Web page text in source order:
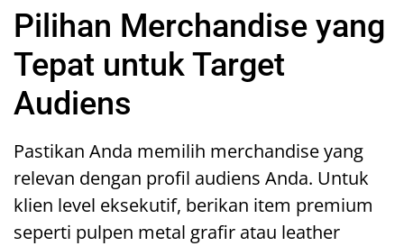
Pilihan Merchandise yang
Tepat untuk Target
Audiens
Pastikan Anda memilih merchandise yang
relevan dengan profil audiens Anda. Untuk
klien level eksekutif, berikan item premium
seperti pulpen metal grafir atau leather